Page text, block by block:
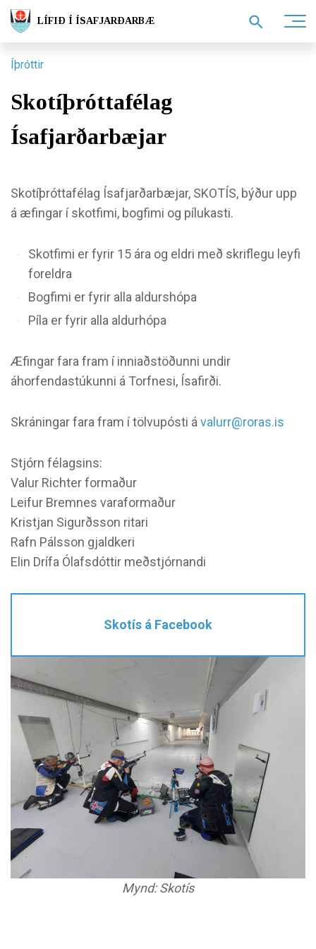
LÍFIÐ Í ÍSAFJARÐARBÆ
Íþróttir
Skotíþróttafélag
Ísafjarðarbæjar
Skotíþróttafélag Ísafjarðarbæjar, SKOTÍS, býður upp
á æfingar í skotfimi, bogfimi og pílukasti.
Skotfimi er fyrir 15 ára og eldri með skriflegu leyfi
foreldra
Bogfimi er fyrir alla aldurshópa
Píla er fyrir alla aldurhópa
Æfingar fara fram í inniaðstöðunni undir
áhorfendastúkunni á Torfnesi, Ísafirði.
Skráningar fara fram í tölvupósti á valurr@roras.is
Stjórn félagsins:
Valur Richter formaður
Leifur Bremnes varaformaður
Kristjan Sigurðsson ritari
Rafn Pálsson gjaldkeri
Elin Drífa Ólafsdóttir meðstjórnandi
Skotís á Facebook
Mynd: Skotís